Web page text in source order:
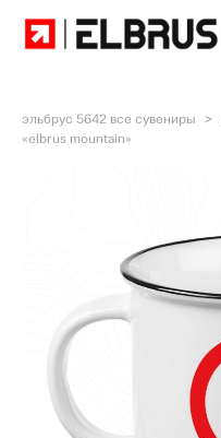
эльбрус 5642 все сувениры >
«elbrus mountain»